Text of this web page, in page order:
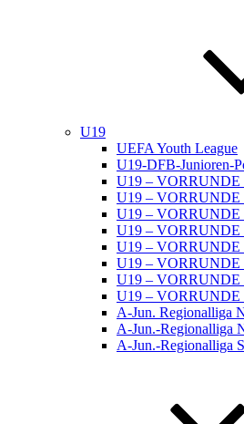
U19
UEFA Youth League
U19-DFB-Junioren-
U19 – VORRUNDE
U19 – VORRUNDE
U19 – VORRUNDE
U19 – VORRUNDE
U19 – VORRUNDE
U19 – VORRUNDE
U19 – VORRUNDE
U19 – VORRUNDE
A-Jun. Regionalliga
A-Jun.-Regionalliga
A-Jun.-Regionalliga